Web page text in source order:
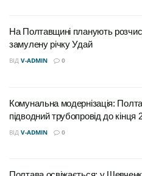
надійності системи.
На Полтавщині планують
замулену річку Удай
ВІД V-ADMIN 0
Комунальна модернізація:
підводний трубопровід до кінця
ВІД V-ADMIN 0